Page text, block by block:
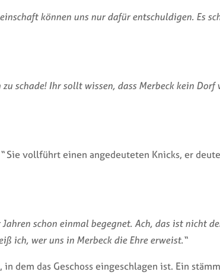
können uns nur dafür entschuldigen. Es
schade! Ihr sollt wissen, dass Merbeck kein
Sie vollführt einen angedeuteten Knicks, er
schon einmal begegnet. Ach, das ist nicht
ich, wer uns in Merbeck die Ehre erweist.“
dem das Geschoss eingeschlagen ist. Ein